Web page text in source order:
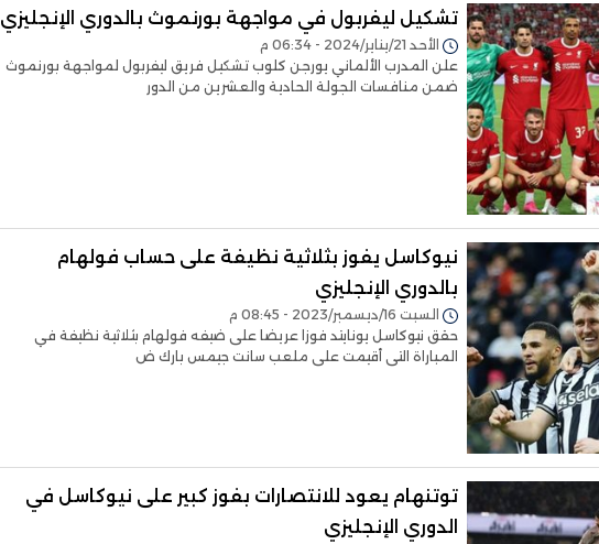
تشكيل ليفربول في مواجهة بورنموث بالدوري الإنجليزي
الأحد 21/يناير/2024 - 06:34 م
علن المدرب الألماني يورجن كلوب تشكيل فريق ليفربول لمواجهة بورنموث
ضمن منافسات الجولة الحادية والعشرين من الدور
نيوكاسل يفوز بثلاثية نظيفة على حساب فولهام
بالدوري الإنجليزي
السبت 16/ديسمبر/2023 - 08:45 م
حقق نيوكاسل يونايتد فوزا عريضا على ضيفه فولهام بثلاثية نظيفة في
المباراة التى أقيمت على ملعب سانت جيمس بارك ض
توتنهام يعود للانتصارات بفوز كبير على نيوكاسل في
الدوري الإنجليزي